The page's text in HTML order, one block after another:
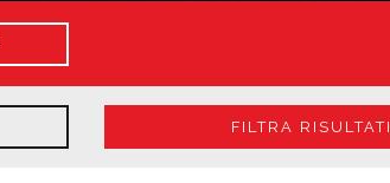
FILTRA RISULTATI